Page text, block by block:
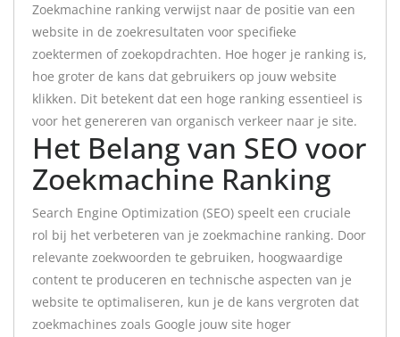
Zoekmachine ranking verwijst naar de positie van een
website in de zoekresultaten voor specifieke
zoektermen of zoekopdrachten. Hoe hoger je ranking is,
hoe groter de kans dat gebruikers op jouw website
klikken. Dit betekent dat een hoge ranking essentieel is
voor het genereren van organisch verkeer naar je site.
Het Belang van SEO voor
Zoekmachine Ranking
Search Engine Optimization (SEO) speelt een cruciale
rol bij het verbeteren van je zoekmachine ranking. Door
relevante zoekwoorden te gebruiken, hoogwaardige
content te produceren en technische aspecten van je
website te optimaliseren, kun je de kans vergroten dat
zoekmachines zoals Google jouw site hoger